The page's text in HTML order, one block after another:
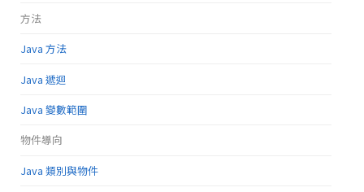
方法
Java 方法
Java 遞迴
Java 變數範圍
物件導向
Java 類別與物件